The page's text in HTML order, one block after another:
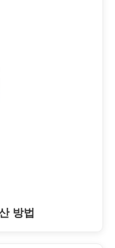
방법